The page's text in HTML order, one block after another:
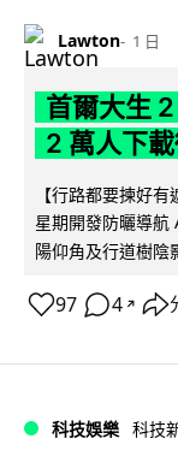
Lawton 1 日
首爾大生
2 萬人下
【行路都要揀好
星期開發防曬導航
陽仰角及行道樹陰
97 4 ↗
科技娛樂 科技